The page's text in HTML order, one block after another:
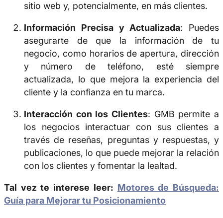
sitio web y, potencialmente, en más clientes.
Información Precisa y Actualizada: Puedes
asegurarte de que la información de tu
negocio, como horarios de apertura, dirección
y número de teléfono, esté siempre
actualizada, lo que mejora la experiencia del
cliente y la confianza en tu marca.
Interacción con los Clientes: GMB permite a
los negocios interactuar con sus clientes a
través de reseñas, preguntas y respuestas, y
publicaciones, lo que puede mejorar la relación
con los clientes y fomentar la lealtad.
Tal vez te interese leer: Motores de Búsqueda:
Guía para Mejorar tu Posicionamiento